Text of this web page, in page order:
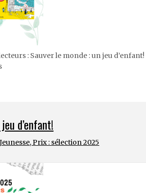
: Sauver le monde : un jeu
d’enfant!
Jeunesse,Prix : sélection 2025